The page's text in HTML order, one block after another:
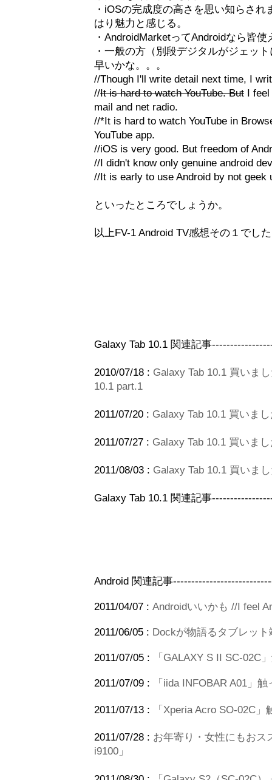
・iOSの完成度の高さを思い知らさ
はり魅力と感じる。
・AndroidMarketってAndroidなら皆
・一般の方（別段デジタルがジェッ
早いかな。。。
//Though I'll write detail next time, I
//It is hard to watch YouTube. But I feel
mail and net radio.
//*It is hard to watch YouTube in
YouTube app.
//iOS is very good. But freedom of
//I didn't know only genuine android
//It is early to use Android by not geek
といったところでしょうか。
以上FV-1 Android TV感想その１でし
Galaxy Tab 10.1 関連記事
2010/07/18 : Galaxy Tab 10.1 買いま
10.1 part.1
2011/07/20 : Galaxy Tab 10.1 買いま
2011/07/27 : Galaxy Tab 10.1 買いま
2011/08/03 : Galaxy Tab 10.1 買いま
Galaxy Tab 10.1 関連記事
Android 関連記事
2011/04/07 : Androidいいかも //I feel
2011/06/05 : Dockが物語るタブレット
2011/07/05 : 「GALAXY S II SC-02C
2011/07/09 : 「iida INFOBAR A01」
2011/07/13 : 「Xperia Acro SO-02C
2011/07/28 : お年寄り・女性にもおス
i9100」